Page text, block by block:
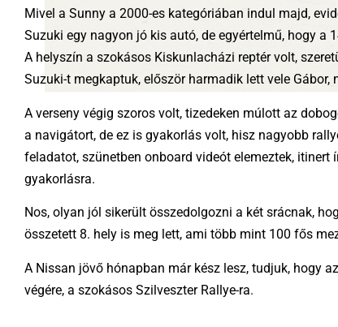
Mivel a Sunny a 2000-es kategóriában indul majd,
Suzuki egy nagyon jó kis autó, de egyértelmű, hogy a
A helyszín a szokásos Kiskunlacházi reptér volt,
Suzuki-t megkaptuk, először harmadik lett vele
A verseny végig szoros volt, tizedeken múlott az
a navigátort, de ez is gyakorlás volt, hisz nagyobb
feladatot, szünetben onboard videót elemeztek,
gyakorlásra.
Nos, olyan jól sikerült összedolgozni a két srácnak,
összetett 8. hely is meg lett, ami több mint 100 fős
A Nissan jövő hónapban már kész lesz, tudjuk, hogy
végére, a szokásos Szilveszter Rallye-ra.